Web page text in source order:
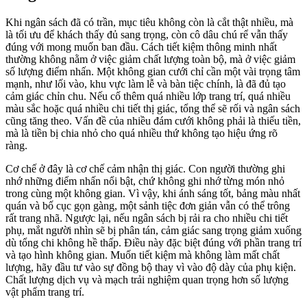
Khi ngân sách đã có trần, mục tiêu không còn là cắt thật nhiều, mà
là tối ưu để khách thấy đủ sang trọng, còn cô dâu chú rể vẫn thấy
đúng với mong muốn ban đầu. Cách tiết kiệm thông minh nhất
thường không nằm ở việc giảm chất lượng toàn bộ, mà ở việc giảm
số lượng điểm nhấn. Một không gian cưới chỉ cần một vài trọng tâm
mạnh, như lối vào, khu vực làm lễ và bàn tiệc chính, là đã đủ tạo
cảm giác chỉn chu. Nếu cố thêm quá nhiều lớp trang trí, quá nhiều
màu sắc hoặc quá nhiều chi tiết thị giác, tổng thể sẽ rối và ngân sách
cũng tăng theo. Vấn đề của nhiều đám cưới không phải là thiếu tiền,
mà là tiền bị chia nhỏ cho quá nhiều thứ không tạo hiệu ứng rõ
ràng.
Cơ chế ở đây là cơ chế cảm nhận thị giác. Con người thường ghi
nhớ những điểm nhấn nổi bật, chứ không ghi nhớ từng món nhỏ
trong cùng một không gian. Vì vậy, khi ánh sáng tốt, bảng màu nhất
quán và bố cục gọn gàng, một sảnh tiệc đơn giản vẫn có thể trông
rất trang nhã. Ngược lại, nếu ngân sách bị rải ra cho nhiều chi tiết
phụ, mắt người nhìn sẽ bị phân tán, cảm giác sang trọng giảm xuống
dù tổng chi không hề thấp. Điều này đặc biệt đúng với phần trang trí
và tạo hình không gian. Muốn tiết kiệm mà không làm mất chất
lượng, hãy đầu tư vào sự đồng bộ thay vì vào độ dày của phụ kiện.
Chất lượng dịch vụ và mạch trải nghiệm quan trọng hơn số lượng
vật phẩm trang trí.